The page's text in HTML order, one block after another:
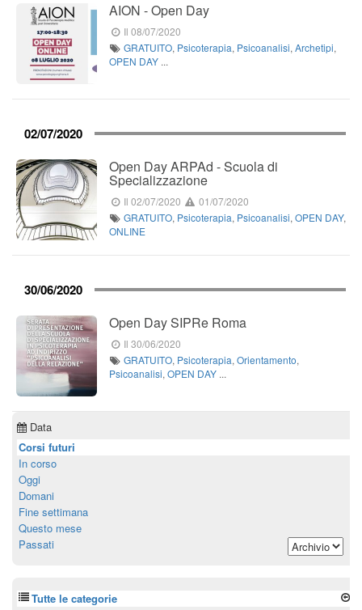
AION - Open Day
Il 08/07/2020
GRATUITO, Psicoterapia, Psicoanalisi,Archetipi,
OPEN DAY ...
02/07/2020
Open Day ARPAd - Scuola di
Specializzazione
Il 02/07/2020
01/07/2020
GRATUITO, Psicoterapia, Psicoanalisi,OPEN DAY,
ONLINE
30/06/2020
Open Day SIPRe Roma
Il 30/06/2020
GRATUITO, Psicoterapia,Orientamento,
Psicoanalisi, OPEN DAY ...
Data
Corsi futuri
In corso
Oggi
Domani
Fine settimana
Questo mese
Passati
Tutte le categorie